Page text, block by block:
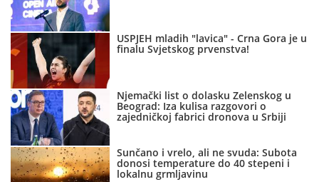
USPJEH mladih "lavica" - Crna Gora je u
finalu Svjetskog prvenstva!
Njemački list o dolasku Zelenskog u
Beograd: Iza kulisa razgovori o
zajedničkoj fabrici dronova u Srbiji
Sunčano i vrelo, ali ne svuda: Subota
donosi temperature do 40 stepeni i
lokalnu grmljavinu